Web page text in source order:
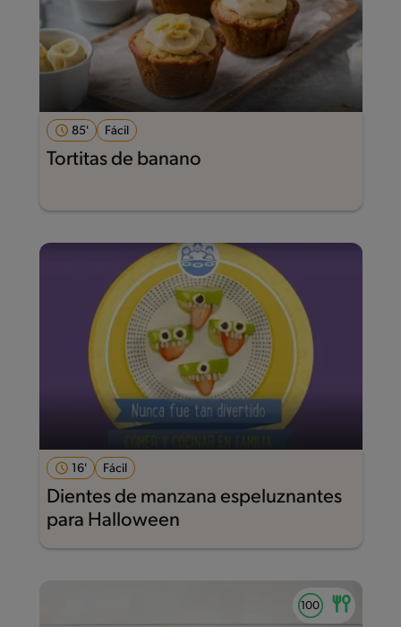
85' Fácil
Tortitas de banano
16' Fácil
Dientes de manzana espeluznantes
para Halloween